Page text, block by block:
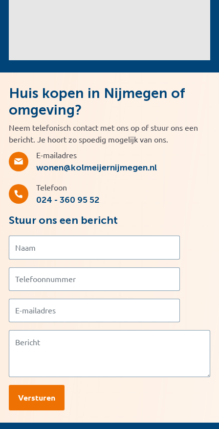
Huis kopen in Nijmegen of
omgeving?
Neem telefonisch contact met ons op of stuur ons een
bericht. Je hoort zo spoedig mogelijk van ons.
E-mailadres
wonen@kolmeijernijmegen.nl
Telefoon
024 - 360 95 52
Stuur ons een bericht